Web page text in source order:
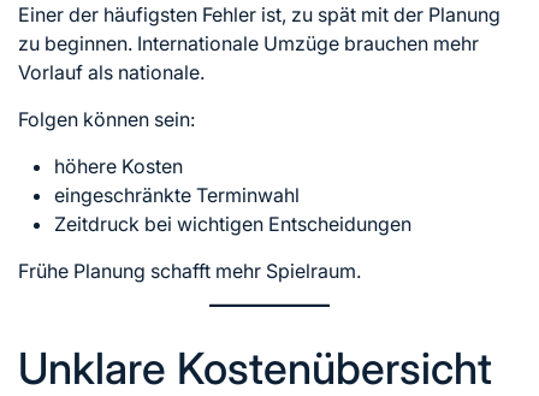
Einer der häufigsten Fehler ist, zu spät mit der Planung
zu beginnen. Internationale Umzüge brauchen mehr
Vorlauf als nationale.
Folgen können sein:
höhere Kosten
eingeschränkte Terminwahl
Zeitdruck bei wichtigen Entscheidungen
Frühe Planung schafft mehr Spielraum.
Unklare Kostenübersicht